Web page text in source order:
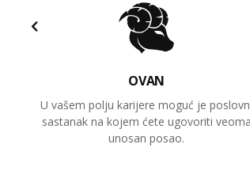
OVAN
U vašem polju karijere moguć je
sastanak na kojem ćete ugovoriti veoma
unosan posao.